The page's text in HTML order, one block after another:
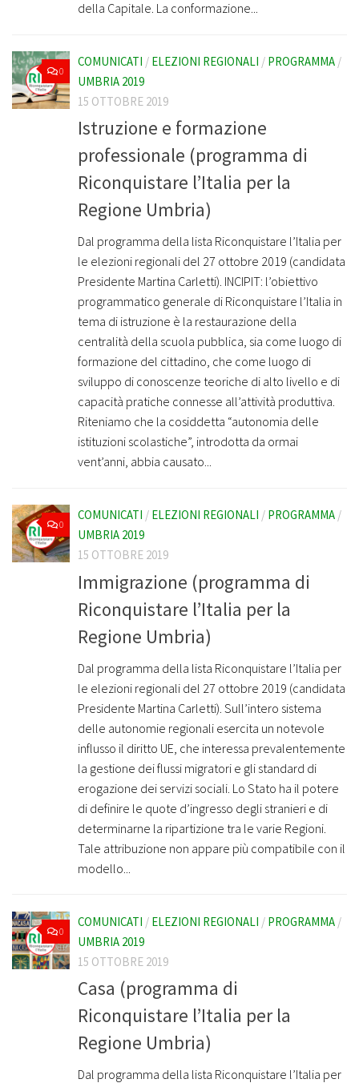
della Capitale. La conformazione...
0
COMUNICATI / ELEZIONI REGIONALI / PROGRAMMA /
UMBRIA 2019
15 OTTOBRE 2019
Istruzione e formazione
professionale (programma di
Riconquistare l’Italia per la
Regione Umbria)
Dal programma della lista Riconquistare l’Italia per
le elezioni regionali del 27 ottobre 2019 (candidata
Presidente Martina Carletti). INCIPIT: l’obiettivo
programmatico generale di Riconquistare l’Italia in
tema di istruzione è la restaurazione della
centralità della scuola pubblica, sia come luogo di
formazione del cittadino, che come luogo di
sviluppo di conoscenze teoriche di alto livello e di
capacità pratiche connesse all’attività produttiva.
Riteniamo che la cosiddetta “autonomia delle
istituzioni scolastiche”, introdotta da ormai
vent’anni, abbia causato...
0
COMUNICATI / ELEZIONI REGIONALI / PROGRAMMA /
UMBRIA 2019
15 OTTOBRE 2019
Immigrazione (programma di
Riconquistare l’Italia per la
Regione Umbria)
Dal programma della lista Riconquistare l’Italia per
le elezioni regionali del 27 ottobre 2019 (candidata
Presidente Martina Carletti). Sull’intero sistema
delle autonomie regionali esercita un notevole
influsso il diritto UE, che interessa prevalentemente
la gestione dei flussi migratori e gli standard di
erogazione dei servizi sociali. Lo Stato ha il potere
di definire le quote d’ingresso degli stranieri e di
determinarne la ripartizione tra le varie Regioni.
Tale attribuzione non appare più compatibile con il
modello...
0
COMUNICATI / ELEZIONI REGIONALI / PROGRAMMA /
UMBRIA 2019
15 OTTOBRE 2019
Casa (programma di
Riconquistare l’Italia per la
Regione Umbria)
Dal programma della lista Riconquistare l’Italia per